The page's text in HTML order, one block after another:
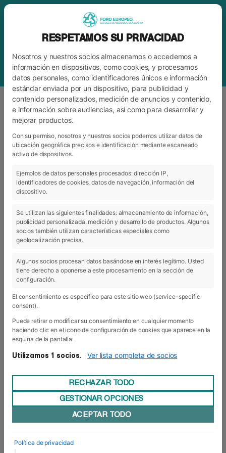
ETIQUETADESARROLLO DE
COMPETENCIAS
ARCHIVO CATEGORÍAS
21 Jun 2019
Acercando el emprendimiento al
Emprender, emprender y volver a emprender. Con
RESPETAMOS SU PRIVACIDAD
Nosotros y nuestros socios almacenamos o accedemos a
información en dispositivos, como cookies, y procesamos
datos personales, como identificadores únicos e información
estándar enviada por un dispositivo, para publicidad y
contenido personalizados, medición de anuncios y contenido,
e información sobre audiencias, así como para desarrollar y
mejorar productos.
Con su permiso, nosotros y nuestros socios podemos utilizar datos de
ubicación geográfica precisos e identificación mediante escaneado
activo de dispositivos.
Ejemplos de datos personales procesados: dirección IP,
identificadores de cookies, datos de navegación, información del
dispositivo.
Se utilizan las siguientes finalidades: almacenamiento de información,
publicidad personalizada, medición y desarrollo de productos. Algunos
socios también utilizan características especiales como
geolocalización precisa.
Algunos socios procesan datos basándose en interés legítimo. Usted
tiene derecho a oponerse a este procesamiento en la sección de
configuración.
El consentimiento es específico para este sitio web (service-specific
consent).
Puede retirar o modificar su consentimiento en cualquier momento
haciendo clic en el icono de configuración de cookies que aparece en la
esquina de la pantalla.
Utilizamos 1 socios. Ver lista completa de socios
RECHAZAR TODO
GESTIONAR OPCIONES
ACEPTAR TODO
Política de privacidad